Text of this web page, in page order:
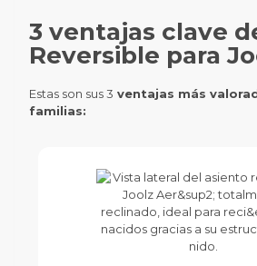
3 ventajas clave
Reversible para
Estas son sus 3 ventajas más
familias: